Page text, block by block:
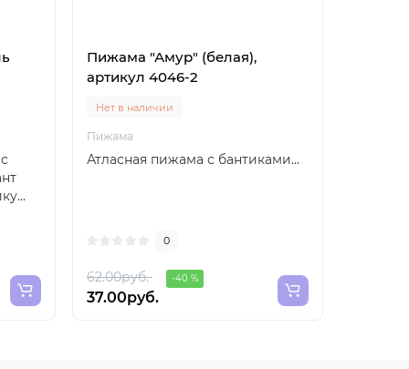
Пижама "Амур" (белая),
артикул 4046-2
Нет в наличии
Пижама
Атласная пижама с бантиками...
0
62.00руб. -40 %
37.00руб.